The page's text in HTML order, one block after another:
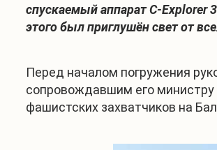
спускаемый аппарат C-Explorer
этого был приглушён свет от
Перед началом погружения
сопровождавшим его
фашистских захватчиков на